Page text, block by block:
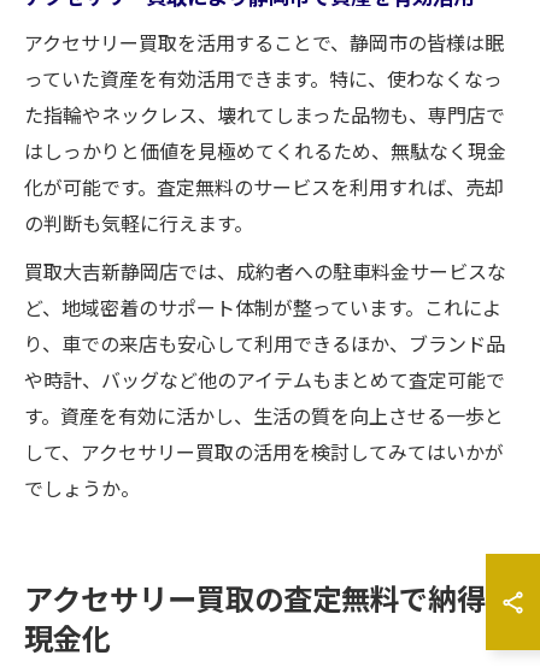
アクセサリー買取を活用することで、静岡市の皆様は眠
っていた資産を有効活用できます。特に、使わなくなっ
た指輪やネックレス、壊れてしまった品物も、専門店で
はしっかりと価値を見極めてくれるため、無駄なく現金
化が可能です。査定無料のサービスを利用すれば、売却
の判断も気軽に行えます。
買取大吉新静岡店では、成約者への駐車料金サービスな
ど、地域密着のサポート体制が整っています。これによ
り、車での来店も安心して利用できるほか、ブランド品
や時計、バッグなど他のアイテムもまとめて査定可能で
す。資産を有効に活かし、生活の質を向上させる一歩と
して、アクセサリー買取の活用を検討してみてはいかが
でしょうか。
アクセサリー買取の査定無料で納得の
現金化